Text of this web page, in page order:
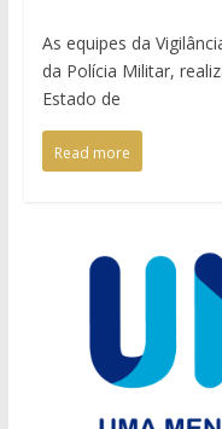
As equipes da
da Polícia Militar,
Estado de
Read more